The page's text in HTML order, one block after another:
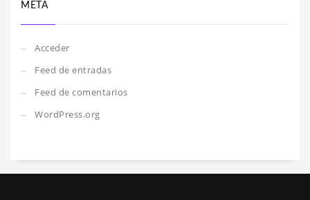
META
Acceder
Feed de entradas
Feed de comentarios
WordPress.org